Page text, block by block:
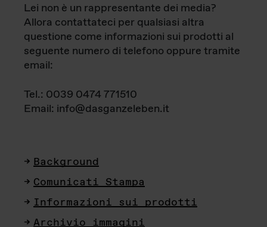
Lei non è un rappresentante dei media?
Allora contattateci per qualsiasi altra
questione come informazioni sui prodotti al
seguente numero di telefono oppure tramite
email:
Tel.: 0039 0474 771510
Email: info@dasganzeleben.it
Background
Comunicati Stampa
Informazioni sui prodotti
Archivio immagini